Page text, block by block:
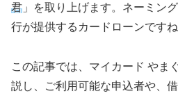
君 」を取り上げます。ネーミン
行が提供するカードローンです
この記事では、マイカード やま
説し、ご利用可能な申込者や、